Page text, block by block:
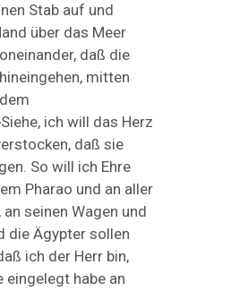
Stab auf und
über das Meer
daß die
mitten
Siehe, ich will das Herz
daß sie
So will ich Ehre
Pharao und an aller
seinen Wagen und
die Ägypter sollen
ich der Herr bin,
eingelegt habe an